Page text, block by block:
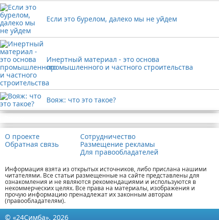
Если это бурелом, далеко мы не уйдем
Инертный материал - это основа
промышленного и частного строительства
Вояж: что это такое?
О проекте
Обратная связь
Сотрудничество
Размещение рекламы
Для правообладателей
Информация взята из открытых источников, либо прислана нашими
читателями. Все статьи размещенные на сайте представлены для
ознакомления и не являются рекомендациями и используются в
некоммерческих целях. Все права на материалы, изображения и
прочую информацию пренадлежат их законным авторам
(правообладателям).
© «24Симба», 2026